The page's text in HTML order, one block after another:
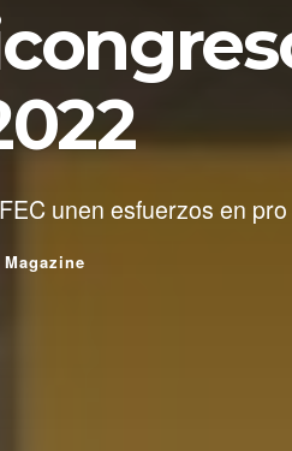
unen esfuerzos en